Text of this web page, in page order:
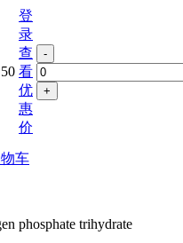
登
录
查
看
优
惠
价
-
+
车
phosphate trihydrate